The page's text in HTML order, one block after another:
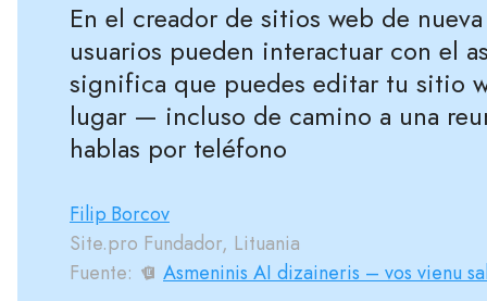
En el creador de sitios web de
usuarios pueden interactuar con el
significa que puedes editar tu sitio
lugar — incluso de camino a una
hablas por teléfono
Filip Borcov
Site.pro Fundador, Lituania
Fuente:
Asmeninis AI dizaineris – vos vienu